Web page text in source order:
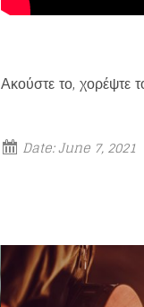
Ακούστε το, χορέψτε
Date:June 7, 2021